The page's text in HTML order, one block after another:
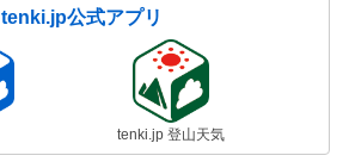
tenki.jp公式アプリ
tenki.jp 登山天気